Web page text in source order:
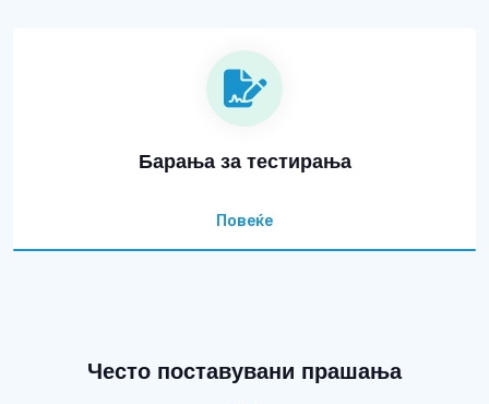
Барања за тестирања
Повеќе
Често поставувани прашања